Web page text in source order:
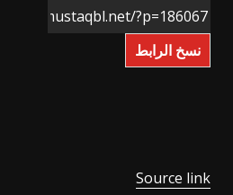
نسخ الرابط
Source link